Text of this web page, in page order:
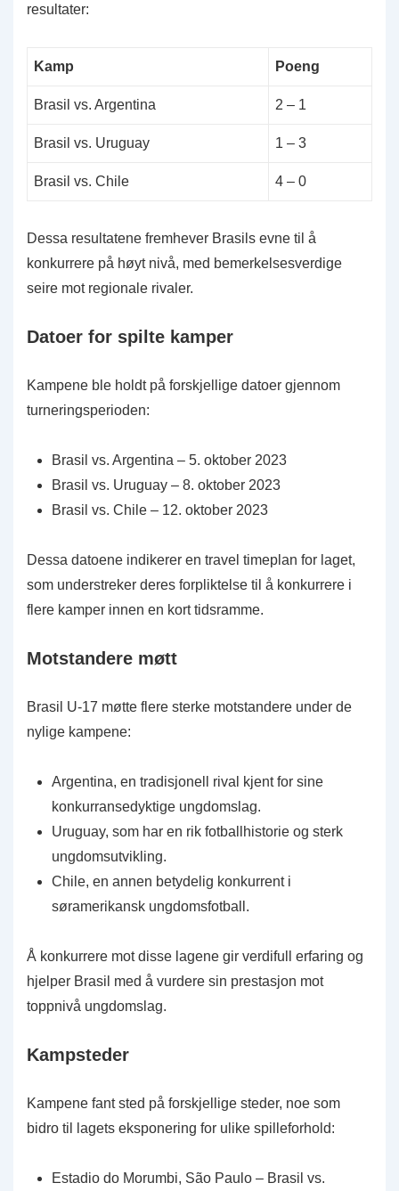
resultater:
Kamp Poeng
Brasil vs. Argentina 2 – 1
Brasil vs. Uruguay 1 – 3
Brasil vs. Chile 4 – 0
Dessa resultatene fremhever Brasils evne til å
konkurrere på høyt nivå, med bemerkelsesverdige
seire mot regionale rivaler.
Datoer for spilte kamper
Kampene ble holdt på forskjellige datoer gjennom
turneringsperioden:
Brasil vs. Argentina – 5. oktober 2023
Brasil vs. Uruguay – 8. oktober 2023
Brasil vs. Chile – 12. oktober 2023
Dessa datoene indikerer en travel timeplan for laget,
som understreker deres forpliktelse til å konkurrere i
flere kamper innen en kort tidsramme.
Motstandere møtt
Brasil U-17 møtte flere sterke motstandere under de
nylige kampene:
Argentina, en tradisjonell rival kjent for sine
konkurransedyktige ungdomslag.
Uruguay, som har en rik fotballhistorie og sterk
ungdomsutvikling.
Chile, en annen betydelig konkurrent i
søramerikansk ungdomsfotball.
Å konkurrere mot disse lagene gir verdifull erfaring og
hjelper Brasil med å vurdere sin prestasjon mot
toppnivå ungdomslag.
Kampsteder
Kampene fant sted på forskjellige steder, noe som
bidro til lagets eksponering for ulike spilleforhold:
Estadio do Morumbi, São Paulo – Brasil vs.